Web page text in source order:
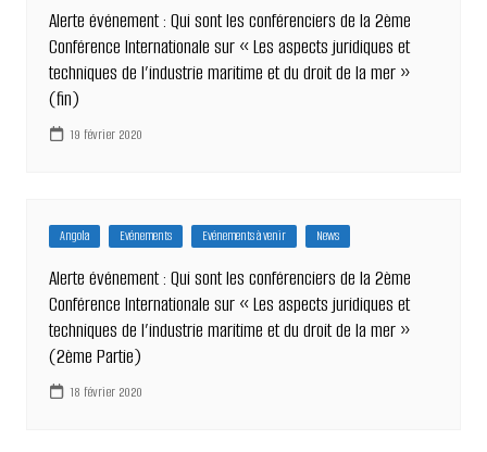
Alerte événement : Qui sont les conférenciers de la 2ème
Conférence Internationale sur « Les aspects juridiques et
techniques de l’industrie maritime et du droit de la mer »
(fin)
19 février 2020
Angola Evénements Evénements à venir News
Alerte événement : Qui sont les conférenciers de la 2ème
Conférence Internationale sur « Les aspects juridiques et
techniques de l’industrie maritime et du droit de la mer »
(2ème Partie)
18 février 2020